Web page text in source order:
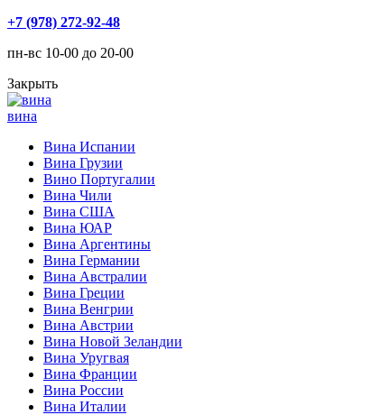
+7 (978) 272-92-48
пн-вс 10-00 до 20-00
Закрыть
вина
Вина Испании
Вина Грузии
Вино Португалии
Вина Чили
Вина США
Вина ЮАР
Вина Аргентины
Вина Германии
Вина Австралии
Вина Греции
Вина Венгрии
Вина Австрии
Вина Новой Зеландии
Вина Уругвая
Вина Франции
Вина России
Вина Италии